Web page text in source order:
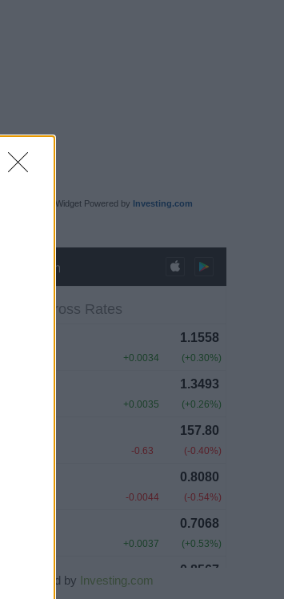
Summary Widget Powered by Investing.com
Powered by Investing.com